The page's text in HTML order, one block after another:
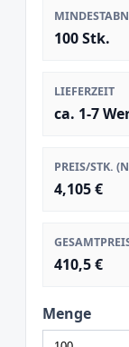
100 Stk.
LIEFERZEIT
ca. 1-7
PREIS/STK.
4,105 €
410,5 €
Menge